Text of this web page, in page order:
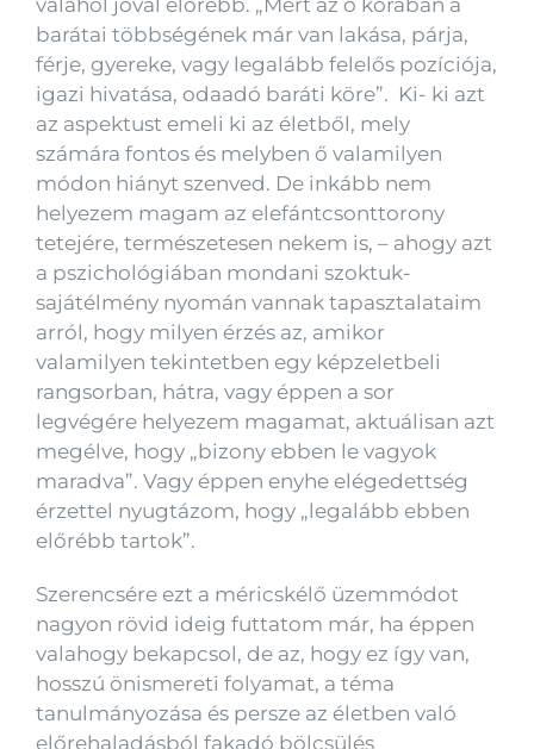
barátai többségének már van lakása, párja,
férje, gyereke, vagy legalább felelős pozíciója,
igazi hivatása, odaadó baráti köre”. Ki- ki azt
az aspektust emeli ki az életből, mely
számára fontos és melyben ő valamilyen
módon hiányt szenved. De inkább nem
helyezem magam az elefántcsonttorony
tetejére, természetesen nekem is, – ahogy azt
a pszichológiában mondani szoktuk-
sajátélmény nyomán vannak tapasztalataim
arról, hogy milyen érzés az, amikor
valamilyen tekintetben egy képzeletbeli
rangsorban, hátra, vagy éppen a sor
legvégére helyezem magamat, aktuálisan azt
megélve, hogy „bizony ebben le vagyok
maradva”. Vagy éppen enyhe elégedettség
érzettel nyugtázom, hogy „legalább ebben
előrébb tartok”.
Szerencsére ezt a méricskélő üzemmódot
nagyon rövid ideig futtatom már, ha éppen
valahogy bekapcsol, de az, hogy ez így van,
hosszú önismereti folyamat, a téma
tanulmányozása és persze az életben való
előrehaladásból fakadó bölcsülés